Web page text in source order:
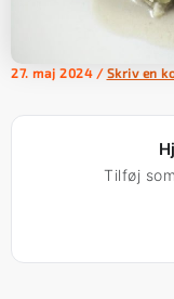
27. maj 2024 / Skriv en
Tilføj